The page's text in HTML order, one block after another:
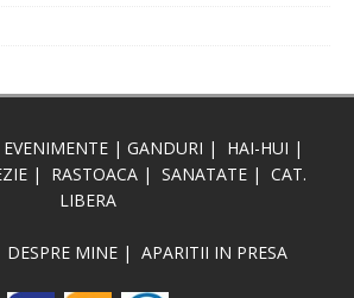
EVENIMENTE | GANDURI | HAI-HUI |
| RASTOACA | SANATATE | CAT.
LIBERA
DESPRE MINE| APARITII IN PRESA